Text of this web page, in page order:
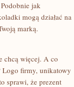
jak
mogą działać na
marką.
chcą więcej. A co
Logo firmy, unikatowy
sprawi, że prezent